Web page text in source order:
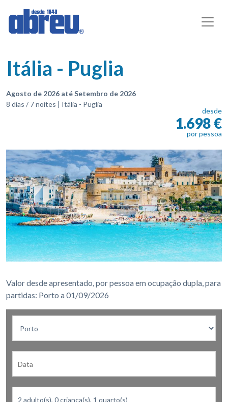
Itália - Puglia
Agosto de 2026 até Setembro de 2026
8 dias / 7 noites | Itália - Puglia
desde
1.698 €
por pessoa
Valor desde apresentado, por pessoa em ocupação dupla, para
partidas: Porto a 01/09/2026